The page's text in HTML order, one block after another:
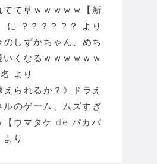
てて草ｗｗｗｗｗ【新
に ？？？？？？
より
のしずかちゃん、めち
いくなるｗｗｗｗｗｗ
より
えられるか？》ドラえ
ルのゲーム、ムズすぎ
【ウマタケ de パカパ
より